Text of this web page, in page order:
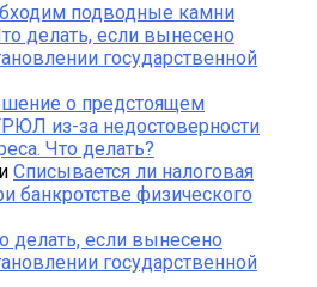
подводные камни
делать, если вынесено
государственной
о предстоящем
из-за недостоверности
Что делать?
Списывается ли налоговая
банкротстве физического
делать, если вынесено
государственной